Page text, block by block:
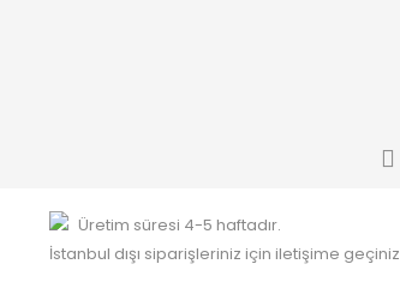
Üretim süresi 4-5 haftadır.
İstanbul dışı siparişleriniz için iletişime geçiniz